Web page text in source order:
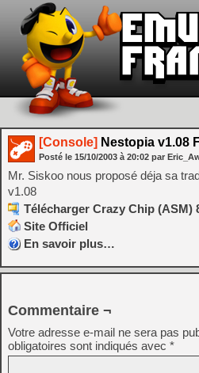
[Console] Nestopia v1.08
Posté le 15/10/2003 à 20:02 par
Mr. Siskoo nous proposé déja sa
v1.08
Télécharger Crazy Chip (ASM)
Site Officiel
En savoir plus…
Commentaire ¬
Votre adresse e-mail ne sera pas
obligatoires sont indiqués avec *